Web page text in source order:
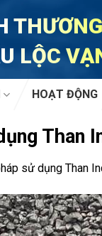
LỘC
HOẠT ĐỘNG
Than
sử dụng Than